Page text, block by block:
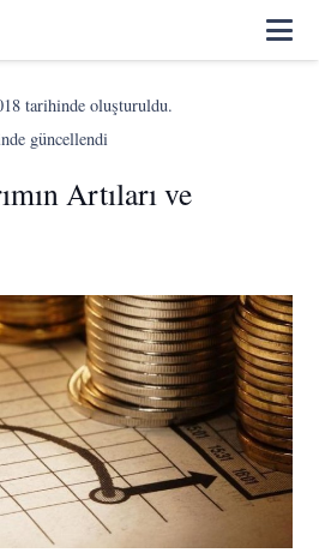
tarihinde oluşturuldu.
güncellendi
Artıları ve